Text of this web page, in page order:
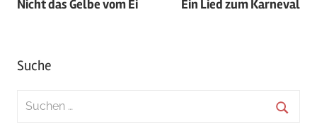
Nicht das Gelbe vom Ei Ein Lied zum Karneval
Suche
Suchen